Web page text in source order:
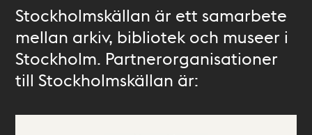
Stockholmskällan är ett samarbete
mellan arkiv, bibliotek och museer i
Stockholm. Partnerorganisationer
till Stockholmskällan är: